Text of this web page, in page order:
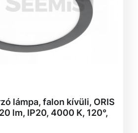
lámpa, falon kívüli, ORIS
lm, IP20, 4000 K, 120°,